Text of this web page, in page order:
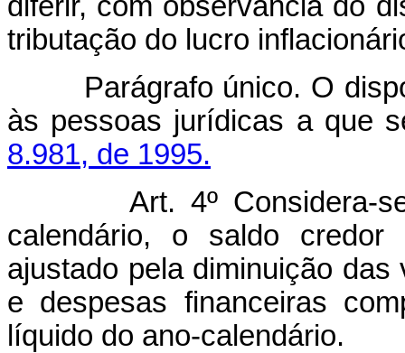
tributação do lucro
Parágrafo único. O
às pessoas jurídicas a que
8.981, de 1995.
Art. 4º Considera-
calendário, o saldo
ajustado pela diminuição
e despesas financeiras
líquido do ano-calendário.